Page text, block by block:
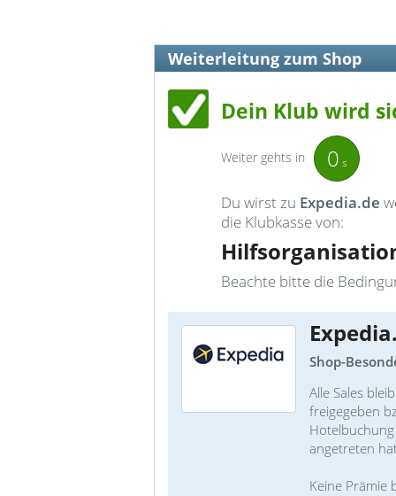
Weiterleitung zum Shop
Dein Klub wird
Weiter gehts in 0 s
Du wirst zu Expedia.de
die Klubkasse von:
Beachte bitte die
Shop-
Alle Sales
freigegeben
angetreten
Keine Prämie